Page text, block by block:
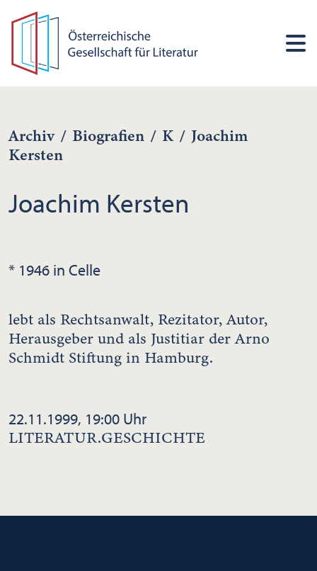
Archiv / Biografien / K / Joachim
Kersten
Joachim Kersten
* 1946 in Celle
lebt als Rechtsanwalt, Rezitator, Autor,
Herausgeber und als Justitiar der Arno
Schmidt Stiftung in Hamburg.
22.11.1999, 19:00 Uhr
LITERATUR.GESCHICHTE